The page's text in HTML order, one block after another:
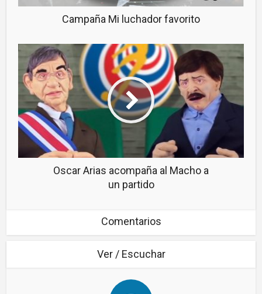
Campaña Mi luchador favorito
Oscar Arias acompaña al Macho a
un partido
Comentarios
Ver / Escuchar